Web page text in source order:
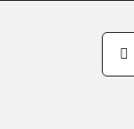
for: